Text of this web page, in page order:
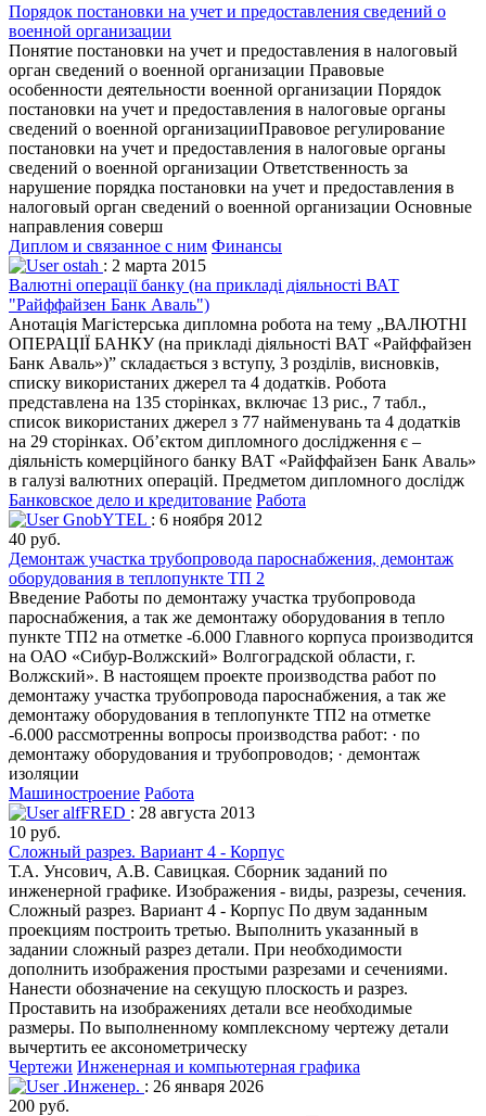
Порядок постановки на учет и предоставления сведений о
военной организации
Понятие постановки на учет и предоставления в налоговый
орган сведений о военной организации Правовые
особенности деятельности военной организации Порядок
постановки на учет и предоставления в налоговые органы
сведений о военной организацииПравовое регулирование
постановки на учет и предоставления в налоговые органы
сведений о военной организации Ответственность за
нарушение порядка постановки на учет и предоставления в
налоговый орган сведений о военной организации Основные
направления соверш
Диплом и связанное с ним Финансы
ostah : 2 марта 2015
Валютні операції банку (на прикладі діяльності ВАТ
"Райффайзен Банк Аваль")
Анотація Магістерська дипломна робота на тему „ВАЛЮТНІ
ОПЕРАЦІЇ БАНКУ (на прикладі діяльності ВАТ «Райффайзен
Банк Аваль»)” складається з вступу, 3 розділів, висновків,
списку використаних джерел та 4 додатків. Робота
представлена на 135 сторінках, включає 13 рис., 7 табл.,
список використаних джерел з 77 найменувань та 4 додатків
на 29 сторінках. Об’єктом дипломного дослідження є –
діяльність комерційного банку ВАТ «Райффайзен Банк Аваль»
в галузі валютних операцій. Предметом дипломного дослідж
Банковское дело и кредитование Работа
GnobYTEL : 6 ноября 2012
40 руб.
Демонтаж участка трубопровода пароснабжения, демонтаж
оборудования в теплопункте ТП 2
Введение Работы по демонтажу участка трубопровода
пароснабжения, а так же демонтажу оборудования в тепло
пункте ТП2 на отметке -6.000 Главного корпуса производится
на ОАО «Сибур-Волжский» Волгоградской области, г.
Волжский». В настоящем проекте производства работ по
демонтажу участка трубопровода пароснабжения, а так же
демонтажу оборудования в теплопункте ТП2 на отметке
-6.000 рассмотренны вопросы производства работ: · по
демонтажу оборудования и трубопроводов; · демонтаж
изоляции
Машиностроение Работа
alfFRED : 28 августа 2013
10 руб.
Сложный разрез. Вариант 4 - Корпус
Т.А. Унсович, А.В. Савицкая. Сборник заданий по
инженерной графике. Изображения - виды, разрезы, сечения.
Сложный разрез. Вариант 4 - Корпус По двум заданным
проекциям построить третью. Выполнить указанный в
задании сложный разрез детали. При необходимости
дополнить изображения простыми разрезами и сечениями.
Нанести обозначение на секущую плоскость и разрез.
Проставить на изображениях детали все необходимые
размеры. По выполненному комплексному чертежу детали
вычертить ее аксонометрическу
Чертежи Инженерная и компьютерная графика
.Инженер. : 26 января 2026
200 руб.